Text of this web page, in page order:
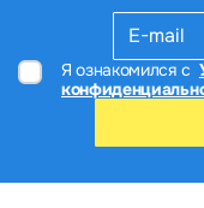
Я ознакомился с